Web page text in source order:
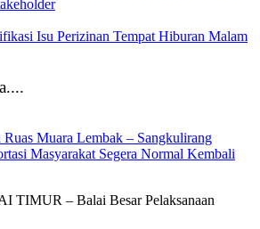
Isu Perizinan Tempat Hiburan Malam
Ruas Muara Lembak – Sangkulirang
Masyarakat Segera Normal Kembali
TIMUR – Balai Besar Pelaksanaan